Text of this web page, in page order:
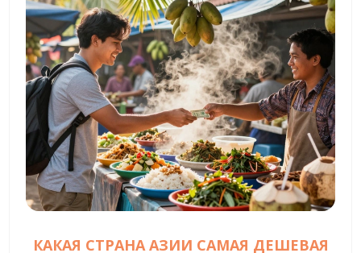
КАКАЯ СТРАНА АЗИИ САМАЯ ДЕШЕВАЯ